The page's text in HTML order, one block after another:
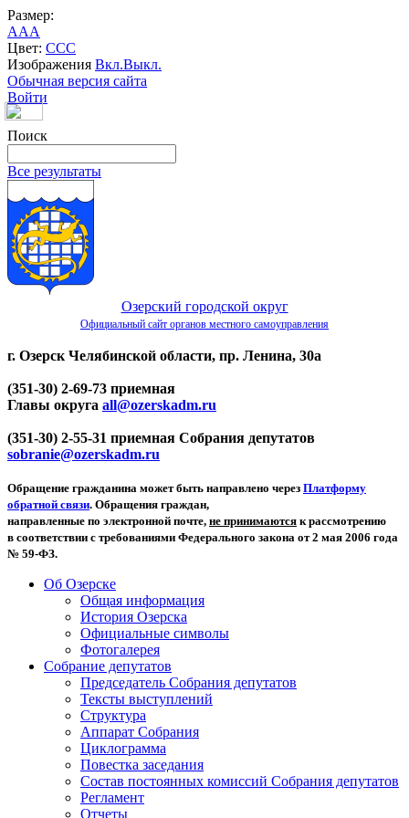
Размер:
AAA
Цвет: CCC
Изображения Вкл.Выкл.
Обычная версия сайта
Войти
Поиск
Все результаты
Озерский городской округ
Официальный сайт органов местного самоуправления
г. Озерск Челябинской области, пр. Ленина, 30а
(351-30) 2-69-73 приемная
Главы округа all@ozerskadm.ru
(351-30) 2-55-31 приемная Собрания депутатов
sobranie@ozerskadm.ru
Обращение гражданина может быть направлено через Платформу
обратной связи. Обращения граждан,
направленные по электронной почте, не принимаются к рассмотрению
в соответствии с требованиями Федерального закона от 2 мая 2006 года
№ 59-ФЗ.
Об Озерске
Общая информация
История Озерска
Официальные символы
Фотогалерея
Собрание депутатов
Председатель Собрания депутатов
Тексты выступлений
Структура
Аппарат Собрания
Циклограмма
Повестка заседания
Состав постоянных комиссий Собрания депутатов
Регламент
Отчеты